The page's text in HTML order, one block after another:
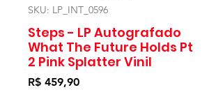
SKU: LP_INT_0596
Steps - LP Autografado
What The Future Holds Pt
2 Pink Splatter Vinil
R$ 459,90Preço